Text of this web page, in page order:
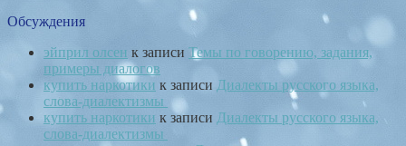
Обсуждения
эйприл олсен к записи Темы по говорению, задания,
примеры диалогов
купить наркотики к записи Диалекты русского языка,
слова-диалектизмы
купить наркотики к записи Диалекты русского языка,
слова-диалектизмы